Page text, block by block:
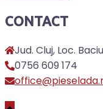
CONTACT
Jud. Cluj, Loc.
0756 609 174